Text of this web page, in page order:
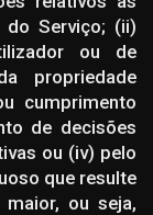
do Serviço; (ii)
ou de
propriedade
cumprimento
de decisões
ou (iv) pelo
que resulte
ou seja,